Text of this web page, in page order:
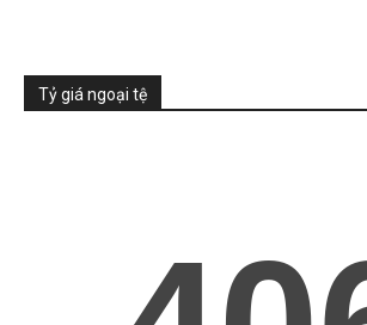
Tỷ giá ngoại tệ